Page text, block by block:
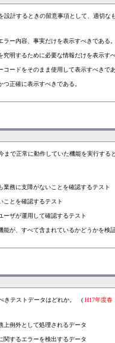
設計するときの留意事項として、適切
ラー内容、事実だけを表示すべきである
究明するために必要な情報だけを表示す
コードをそのまま使用して表示すべきで
正確に表示すべきである。
まで正常に動作していた機能を実行す
業務に支障がないことを確認するテスト
ことを確認するテスト
ーザが運用して確認するテスト
能が、すべて含まれているかどうかを検
きテストデータはどれか。 ( H17年度
上例外として処理されるデータ
関するエラーを検出するデータ